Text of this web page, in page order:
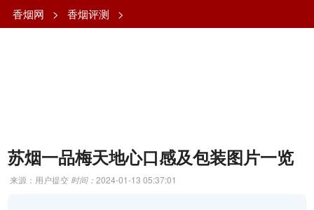
香烟网 > 香烟评测 >
苏烟一品梅天地心口感及包装图片一览
来源：用户提交 时间：2024-01-13 05:37:01